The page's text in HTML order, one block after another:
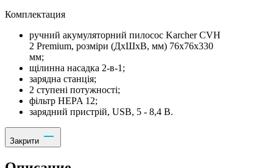
Комплектация
ручний акумуляторний пилосос Karcher CVH
2 Premium, розміри (ДхШхВ, мм) 76x76x330
мм;
щілинна насадка 2-в-1;
зарядна станція;
2 ступені потужності;
фільтр HEPA 12;
зарядний пристрій, USB, 5 - 8,4 В.
Закрити